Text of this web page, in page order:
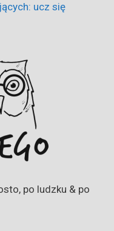
ucz się
po ludzku & po